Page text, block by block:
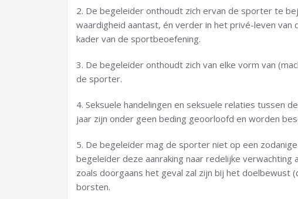
2. De begeleider onthoudt zich ervan de sporter te
waardigheid aantast, én verder in het privé-leven
kader van de sportbeoefening.
3. De begeleider onthoudt zich van elke vorm van
de sporter.
4. Seksuele handelingen en seksuele relaties tussen
jaar zijn onder geen beding geoorloofd en worden
5. De begeleider mag de sporter niet op een
begeleider deze aanraking naar redelijke verwachting
zoals doorgaans het geval zal zijn bij het doelbewust
borsten.